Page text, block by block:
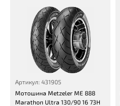
Артикул: 431905
Мотошина Metzeler ME 888
Marathon Ultra 130/90 16 73H